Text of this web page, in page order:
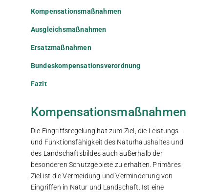
Kompensationsmaßnahmen
Ausgleichsmaßnahmen
Ersatzmaßnahmen
Bundeskompensationsverordnung
Fazit
Kompensationsmaßnahmen
Die Eingriffsregelung hat zum Ziel, die Leistungs-
und Funktionsfähigkeit des Naturhaushaltes und
des Landschaftsbildes auch außerhalb der
besonderen Schutzgebiete zu erhalten. Primäres
Ziel ist die Vermeidung und Verminderung von
Eingriffen in Natur und Landschaft. Ist eine